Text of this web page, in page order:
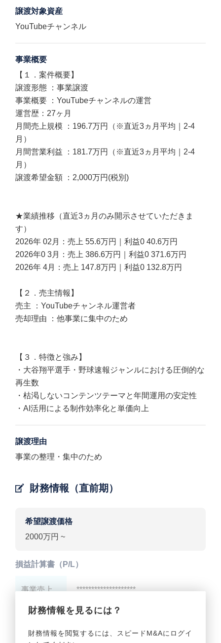
譲渡対象資産
YouTubeチャンネル
事業概要
【１．案件概要】
譲渡形態 ：事業譲渡
事業概要 ：YouTubeチャンネルの運営
運営歴：27ヶ月
月間売上規模 ：196.7万円（※直近3ヵ月平均｜2-4
月）
月間営業利益 ：181.7万円（※直近3ヵ月平均｜2-4
月）
譲渡希望金額 ：2,000万円(税別)
★業績推移（直近3ヵ月のみ開示させていただきま
す）
2026年 02月：売上 55.6万円｜利益0 40.6万円
2026年0 3月：売上 386.6万円｜利益0 371.6万円
2026年 4月：売上 147.8万円｜利益0 132.8万円
【２．売主情報】
売主 ：YouTubeチャンネル運営者
売却理由 ：他事業に集中のため
【３．特徴と強み】
・大谷翔平選手・野球速報ジャンルにおける圧倒的な
再生数
・枯渇しないコンテンツテーマと年間運用の安定性
・AI活用による制作効率化と単価向上
譲渡理由
事業の整理・集中のため
財務情報（直前期）
希望譲渡価格
2000万円 ~
財務情報を見るには？
財務情報を閲覧するには、スピードM&Aにログイ
損益計算書（P/L）
事業売上 ********************
事業利益 ********************